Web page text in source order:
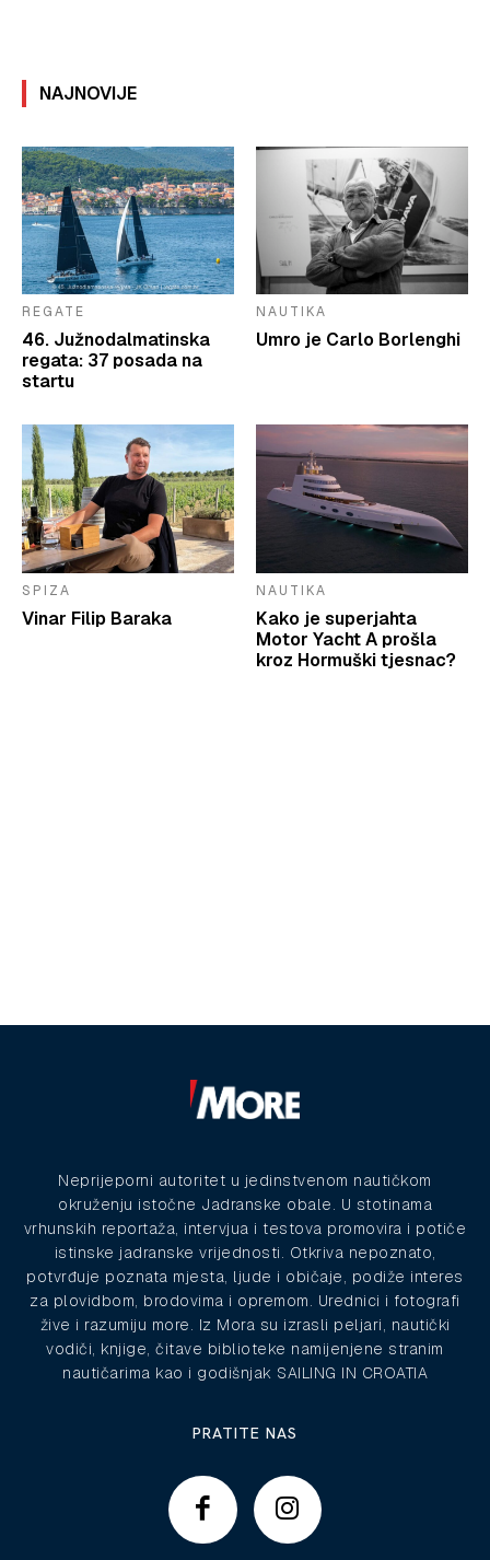
NAJNOVIJE
REGATE
46. Južnodalmatinska
regata: 37 posada na
startu
NAUTIKA
Umro je Carlo Borlenghi
SPIZA
Vinar Filip Baraka
NAUTIKA
Kako je superjahta
Motor Yacht A prošla
kroz Hormuški tjesnac?
Neprijeporni autoritet u jedinstvenom nautičkom
okruženju istočne Jadranske obale. U stotinama
vrhunskih reportaža, intervjua i testova promovira i potiče
istinske jadranske vrijednosti. Otkriva nepoznato,
potvrđuje poznata mjesta, ljude i običaje, podiže interes
za plovidbom, brodovima i opremom. Urednici i fotografi
žive i razumiju more. Iz Mora su izrasli peljari, nautički
vodiči, knjige, čitave biblioteke namijenjene stranim
nautičarima kao i godišnjak SAILING IN CROATIA
PRATITE NAS